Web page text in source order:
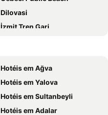
Dilovasi
İzmit Tren Gari
Cengiz Topel Naval Air Station
Hotéis em Ağva
Hotéis em Yalova
Hotéis em Sultanbeyli
Hotéis em Adalar